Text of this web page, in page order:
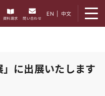
資料請求 問い合わせ
EN 中文
」に出展いたします